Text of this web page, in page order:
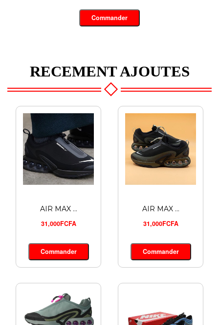
Commander
Commander
RECEMENT AJOUTES
AIR MAX ...
31,000FCFA
Commander
AIR MAX ...
31,000FCFA
Commander